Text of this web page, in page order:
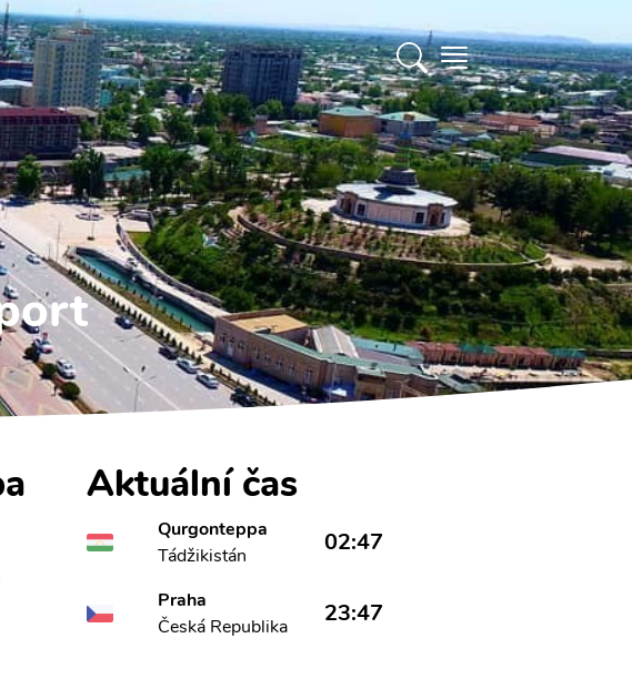
Aktuální čas
Qurgonteppa
Tádžikistán
02:47
Praha
Česká Republika
23:47